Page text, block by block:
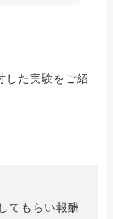
した実験をご紹
てもらい報酬